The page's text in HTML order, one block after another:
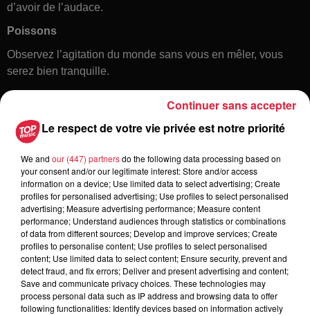
d’avoir de l’audace.
Poissons
Observez l’agitation du monde sans vous en mêler, vous
serez bien tranquille.
Toute l'actu
5 août 2026
Europa-Park : des précisons sur
l’après Euro-Mir
Le respect de votre vie privée est notre priorité
We and our (447) partnersdo the following data processing based on
your consent and/or our legitimate interest: Store and/or access
information on a device; Use limited data to select advertising; Create
profiles for personalised advertising; Use profiles to select personalised
advertising; Measure advertising performance; Measure content
performance; Understand audiences through statistics or combinations
of data from different sources; Develop and improve services; Create
profiles to personalise content; Use profiles to select personalised
content; Use limited data to select content; Ensure security, prevent and
detect fraud, and fix errors; Deliver and present advertising and content;
Save and communicate privacy choices. These technologies may
process personal data such as IP address and browsing data to offer
following functionalities: Identify devices based on information actively
Continuer sans accepter